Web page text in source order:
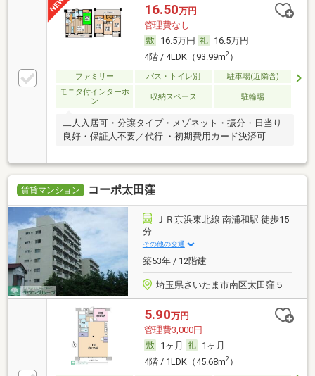
16.50万円
管理費なし
16.5万円
16.5万円
4階 / 4LDK（93.99m2）
ファミリー バス・トイレ別
駐車場(近隣含)
モニタ付インターホ
ン
収納スペース 駐輪場
二人入居可・分譲タイプ・メゾネット・振分・日当り
良好・保証人不要／代行 ・初期費用カード決済可
賃貸マンション コーポ太田窪
ＪＲ京浜東北線 南浦和駅 徒歩15
分
その他の交通
築53年 / 12階建
埼玉県さいたま市南区太田窪５
5.90万円
管理費3,000円
1ヶ月
1ヶ月
4階 / 1LDK（45.68m2）